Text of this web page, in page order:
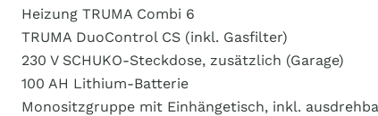
Heizung TRUMA Combi 6
TRUMA DuoControl CS (inkl. Gasfilter)
230 V SCHUKO-Steckdose, zusätzlich (Garage)
100 AH Lithium-Batterie
Monositzgruppe mit Einhängetisch, inkl.